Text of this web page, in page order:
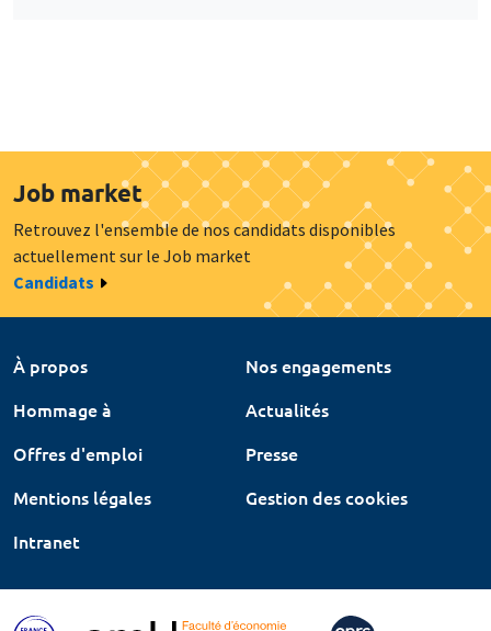
Job market
Retrouvez l'ensemble de nos candidats disponibles
actuellement sur le Job market
Candidats
À propos
Nos engagements
Hommage à
Actualités
Offres d'emploi
Presse
Mentions légales
Gestion des cookies
Intranet